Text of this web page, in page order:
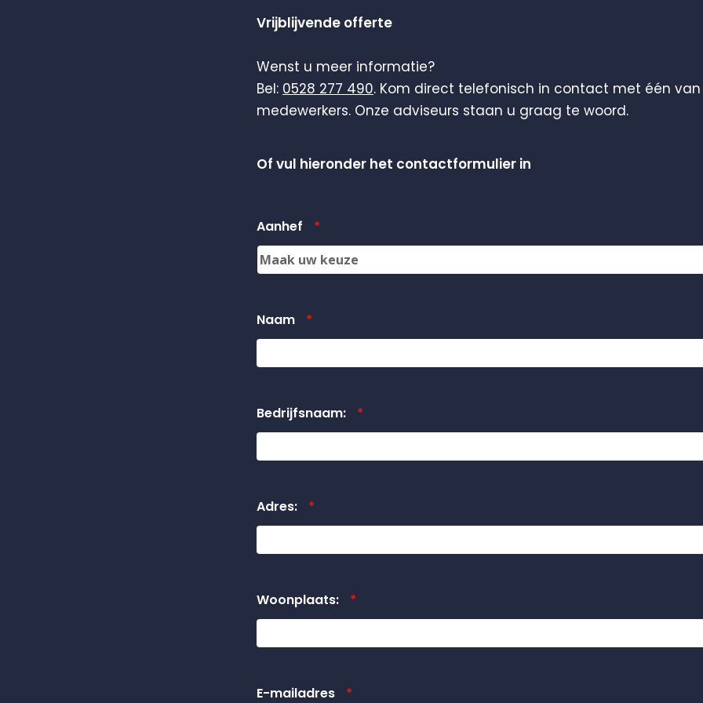
Vrijblijvende offerte
Wenst u meer informatie?
Bel: 0528 277 490. Kom direct telefonisch in contact met één van
medewerkers. Onze adviseurs staan u graag te woord.
Of vul hieronder het contactformulier in
Aanhef *
Naam *
Bedrijfsnaam: *
Adres: *
Woonplaats: *
E-mailadres *